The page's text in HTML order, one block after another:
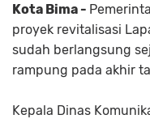
Kota Bima -
proyek revitalisasi
sudah berlangsung
rampung pada akhir
Kepala Dinas